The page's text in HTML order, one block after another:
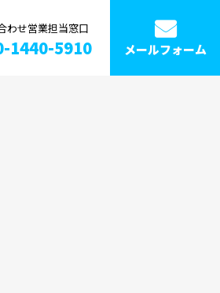
わせ営業担当窓口
1440-5910 メールフォーム